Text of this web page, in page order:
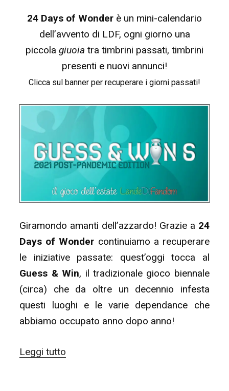
24 Days of Wonder è un mini-calendario
dell’avvento di LDF, ogni giorno una
piccola giuoia tra timbrini passati, timbrini
presenti e nuovi annunci!
Clicca sul banner per recuperare i giorni passati!
Giramondo amanti dell’azzardo! Grazie a 24
Days of Wonder continuiamo a recuperare
le iniziative passate: quest’oggi tocca al
Guess & Win, il tradizionale gioco biennale
(circa) che da oltre un decennio infesta
questi luoghi e le varie dependance che
abbiamo occupato anno dopo anno!
Leggi tutto